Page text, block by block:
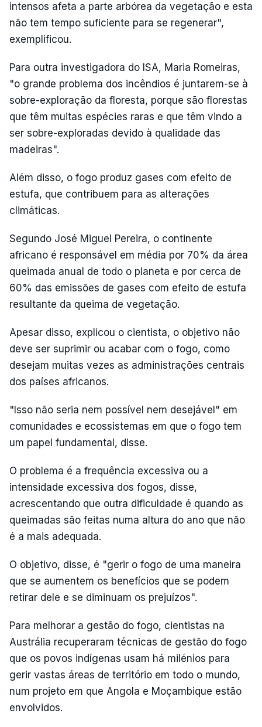
intensos afeta a parte arbórea da vegetação e esta
não tem tempo suficiente para se regenerar",
exemplificou.
Para outra investigadora do ISA, Maria Romeiras,
"o grande problema dos incêndios é juntarem-se à
sobre-exploração da floresta, porque são florestas
que têm muitas espécies raras e que têm vindo a
ser sobre-exploradas devido à qualidade das
madeiras".
Além disso, o fogo produz gases com efeito de
estufa, que contribuem para as alterações
climáticas.
Segundo José Miguel Pereira, o continente
africano é responsável em média por 70% da área
queimada anual de todo o planeta e por cerca de
60% das emissões de gases com efeito de estufa
resultante da queima de vegetação.
Apesar disso, explicou o cientista, o objetivo não
deve ser suprimir ou acabar com o fogo, como
desejam muitas vezes as administrações centrais
dos países africanos.
"Isso não seria nem possível nem desejável" em
comunidades e ecossistemas em que o fogo tem
um papel fundamental, disse.
O problema é a frequência excessiva ou a
intensidade excessiva dos fogos, disse,
acrescentando que outra dificuldade é quando as
queimadas são feitas numa altura do ano que não
é a mais adequada.
O objetivo, disse, é "gerir o fogo de uma maneira
que se aumentem os benefícios que se podem
retirar dele e se diminuam os prejuízos".
Para melhorar a gestão do fogo, cientistas na
Austrália recuperaram técnicas de gestão do fogo
que os povos indígenas usam há milénios para
gerir vastas áreas de território em todo o mundo,
num projeto em que Angola e Moçambique estão
envolvidos.